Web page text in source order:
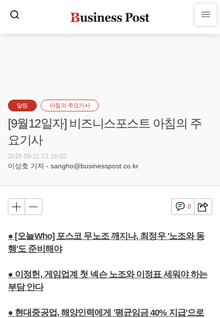
알림 아침의 주요기사
[9월12일자] 비즈니스포스트 아침의 주
요기사
2018-09-11 21:16:02
이상호 기자 - sangho@businesspost.co.kr
0
● [오늘Who] 포스코 무노조 깨지나, 최정우 '노조와 동
행'도 준비해야
● 이정헌, 게임업계 첫 넥슨 노조와 이정표 세워야 하는
부담 안다
● 현대중공업, 해양인력에게 '평균임금 40% 지급'으로